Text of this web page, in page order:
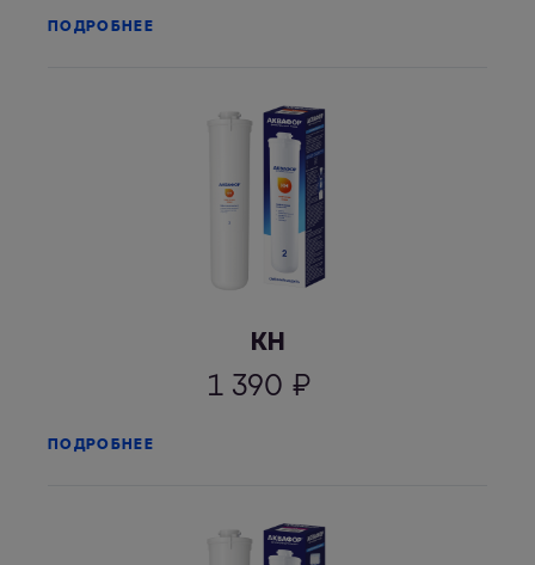
ПОДРОБНЕЕ
КН
1 390 ₽
ПОДРОБНЕЕ